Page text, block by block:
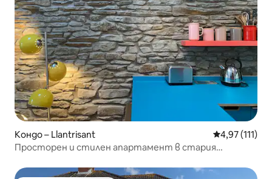
Кондо – Llantrisant Средна
4,97 (111)
Просторен и стилен апартамент в стария